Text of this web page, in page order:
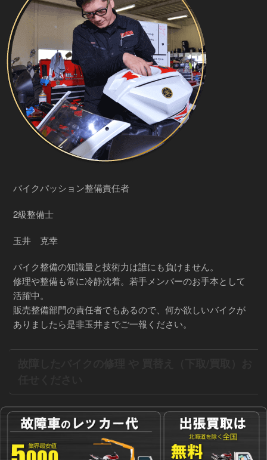
バイクパッション整備責任者
2級整備士
玉井 克幸
バイク整備の知識量と技術力は誰にも負けません。
修理や整備も常に冷静沈着。若手メンバーのお手本として
活躍中。
販売整備部門の責任者でもあるので、何か欲しいバイクが
ありましたら是非玉井までご一報ください。